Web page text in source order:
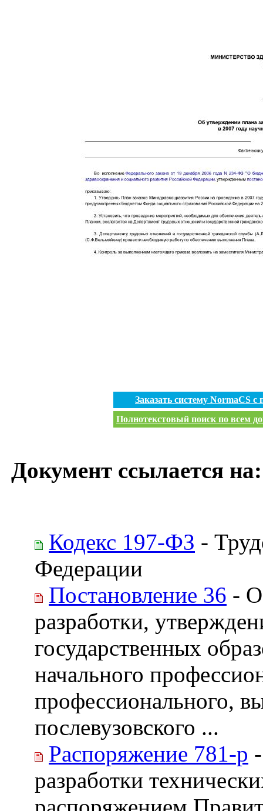
Заказать систему NormaCS
Полнотекстовый поиск по всем
Документ ссылается на:
Кодекс 197-ФЗ -
Федерации
Постановление 36 -
разработки,
государственных
начального
профессионального,
послевузовского ...
Распоряжение 781-р
разработки